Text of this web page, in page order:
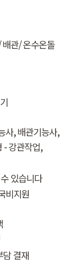
배관/온수온돌
사,배관기능사,
-강관작업,
있습니다
비지원
담 결재